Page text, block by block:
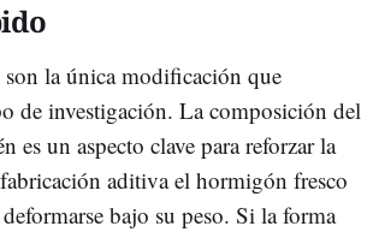
la única modificación que
de investigación. La composición del
es un aspecto clave para reforzar la
aditiva el hormigón fresco
bajo su peso. Si la forma